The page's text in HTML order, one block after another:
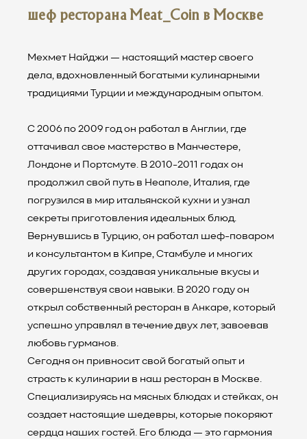
шеф ресторана Meat_Coin в Москве
Мехмет Найджи — настоящий мастер своего
дела, вдохновленный богатыми кулинарными
традициями Турции и международным опытом.
С 2006 по 2009 год он работал в Англии, где
оттачивал свое мастерство в Манчестере,
Лондоне и Портсмуте. В 2010-2011 годах он
продолжил свой путь в Неаполе, Италия, где
погрузился в мир итальянской кухни и узнал
секреты приготовления идеальных блюд.
Вернувшись в Турцию, он работал шеф-поваром
и консультантом в Кипре, Стамбуле и многих
других городах, создавая уникальные вкусы и
совершенствуя свои навыки. В 2020 году он
открыл собственный ресторан в Анкаре, который
успешно управлял в течение двух лет, завоевав
любовь гурманов.
Сегодня он привносит свой богатый опыт и
страсть к кулинарии в наш ресторан в Москве.
Специализируясь на мясных блюдах и стейках, он
создает настоящие шедевры, которые покоряют
сердца наших гостей. Его блюда — это гармония